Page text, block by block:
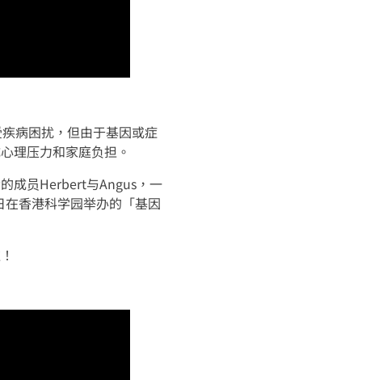
病困扰，但由于基因或症
理压力和家庭负担。
成员Herbert与Angus，一
香港科学园举办的「基因